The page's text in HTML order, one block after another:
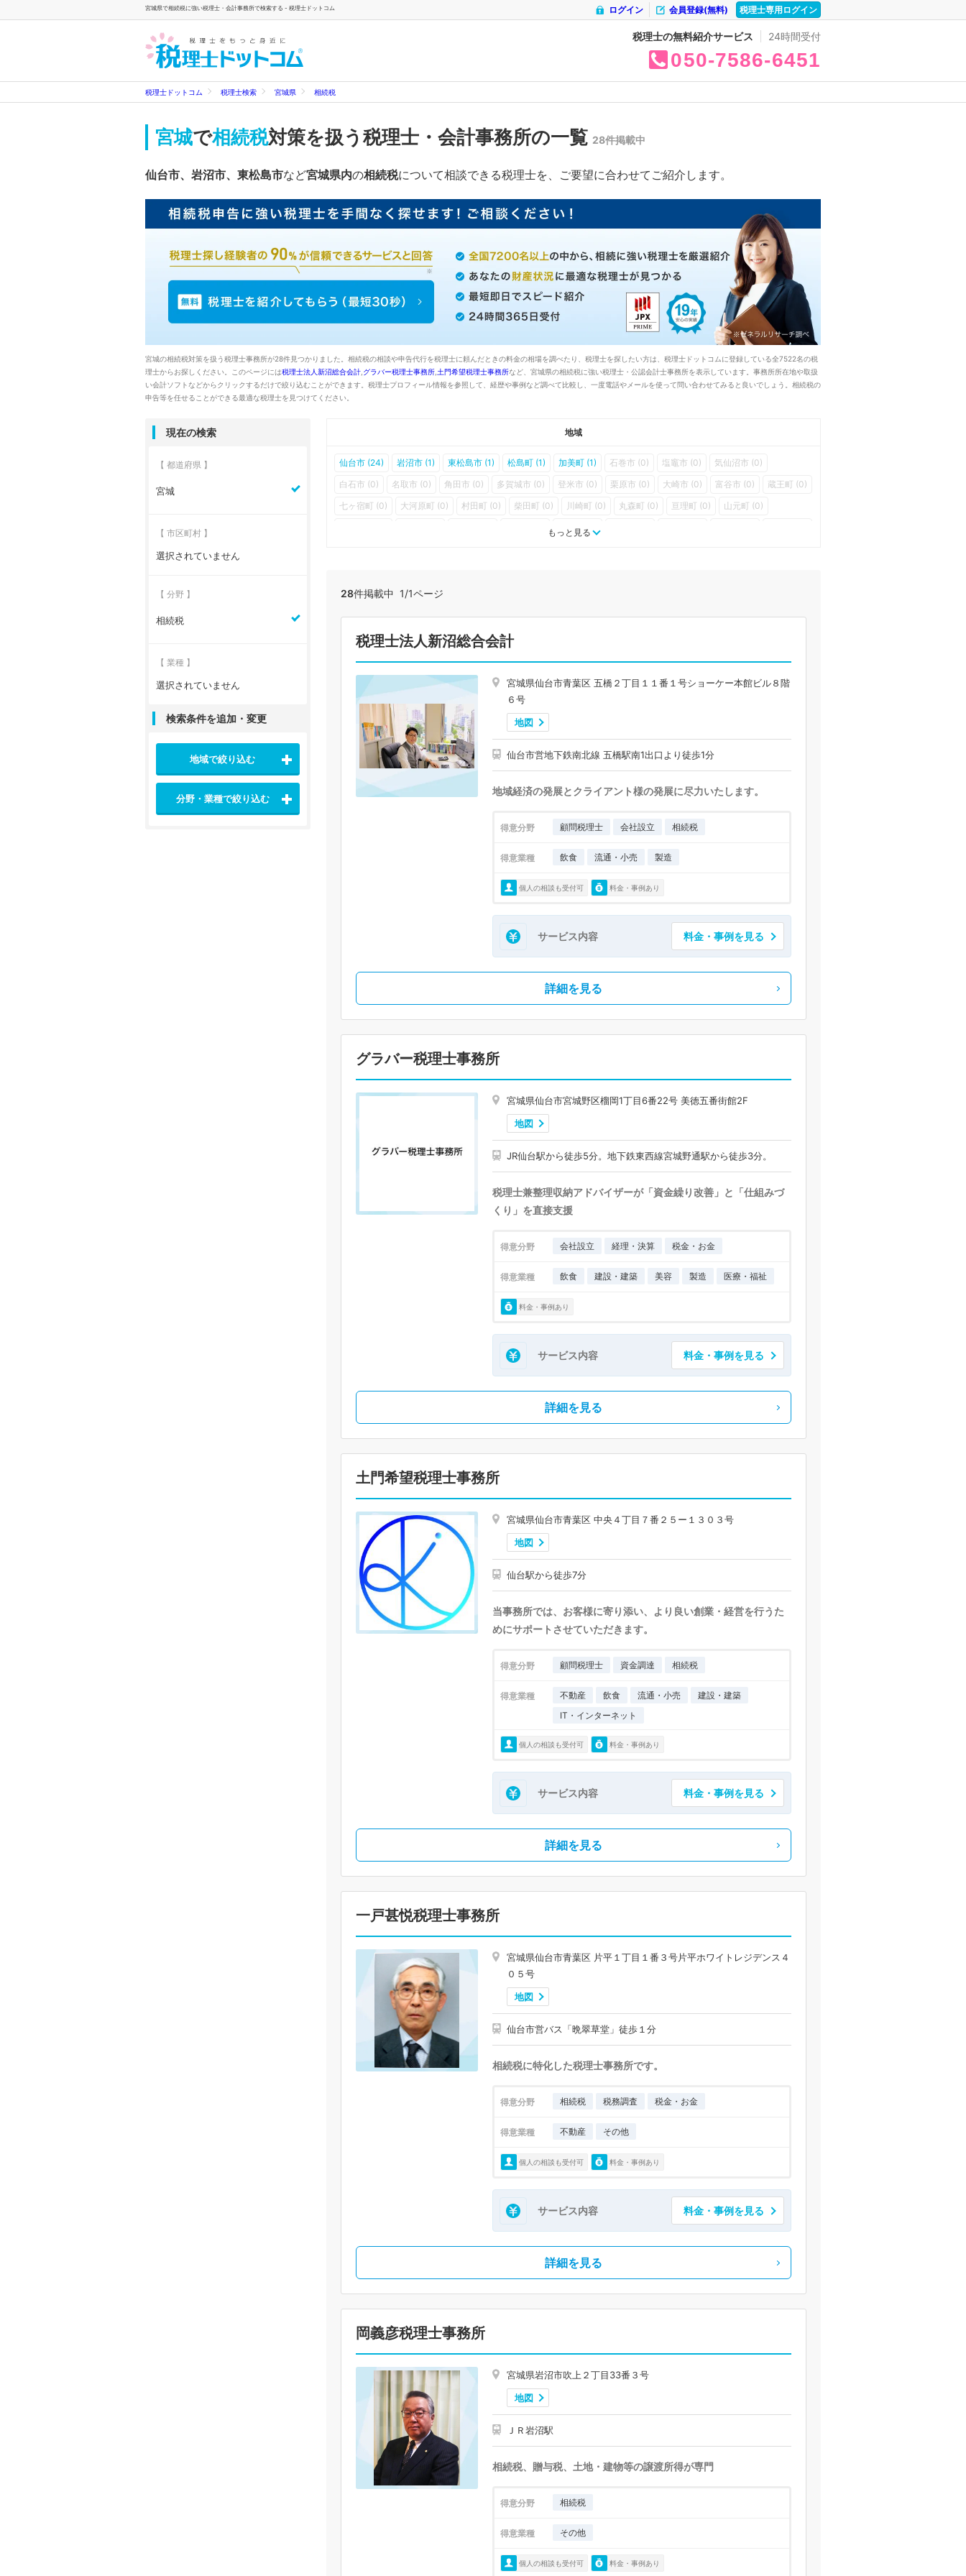
宮城県で相続税に強い税理士・会計事務所で検索する - 税理士ドットコム 税理士専用ログイン
会員登録(無料)
ログイン
税理士の無料紹介サービス 24時間受付
050 7586 6451
税理士ドットコム 税理士検索 宮城県 相続税
宮城で相続税対策を扱う税理士・会計事務所の一覧 28件掲載中
仙台市、岩沼市、東松島市など宮城県内の相続税について相談できる税理士を、ご要望に合わせてご紹介します。
宮城の相続税対策を扱う税理士事務所が28件見つかりました。相続税の相談や申告代行を税理士に頼んだときの料金の相場を調べたり、税理士を探したい方は、税理士ドットコムに登録している全7522名の税
理士からお探しください。このページには税理士法人新沼総合会計 グラバー税理士事務所 土門希望税理士事務所など、宮城県の相続税に強い税理士・公認会計士事務所を表示しています。事務所所在地や取扱
い会計ソフトなどからクリックするだけで絞り込むことができます。税理士プロフィール情報を参照して、経歴や事例など調べて比較し、一度電話やメールを使って問い合わせてみると良いでしょう。相続税の
申告等を任せることができる最適な税理士を見つけてください。
地域
仙台市 (24) 岩沼市 (1) 東松島市 (1) 松島町 (1) 加美町 (1) 石巻市 (0) 塩竈市 (0)
気仙沼市 (0)
白石市 (0)
名取市 (0) 角田市 (0) 多賀城市 (0) 登米市 (0) 栗原市 (0) 大崎市 (0) 富谷市 (0)
蔵王町 (0)
七ヶ宿町 (0)
大河原町 (0) 村田町 (0) 柴田町 (0) 川崎町 (0) 丸森町 (0) 亘理町 (0)
山元町 (0)
富谷町 (0)
もっと見る
28件掲載中 1/1ページ
税理士法人新沼総合会計
宮城県仙台市青葉区 五橋２丁目１１番１号ショーケー本館ビル８階
６号
地図
仙台市営地下鉄南北線 五橋駅南1出口より徒歩1分
地域経済の発展とクライアント様の発展に尽力いたします。
得意分野 顧問税理士 会社設立 相続税
得意業種 飲食 流通・小売 製造
個人の相談も受付可 料金・事例あり
サービス内容 料金・事例を見る
詳細を見る
グラバー税理士事務所
宮城県仙台市宮城野区榴岡1丁目6番22号 美徳五番街館2F
地図
JR仙台駅から徒歩5分。地下鉄東西線宮城野通駅から徒歩3分。
税理士兼整理収納アドバイザーが「資金繰り改善」と「仕組みづ
くり」を直接支援
得意分野 会社設立 経理・決算 税金・お金
得意業種 飲食 建設・建築 美容 製造 医療・福祉
料金・事例あり
サービス内容 料金・事例を見る
詳細を見る
土門希望税理士事務所
宮城県仙台市青葉区 中央４丁目７番２５ー１３０３号
地図
仙台駅から徒歩7分
当事務所では、お客様に寄り添い、より良い創業・経営を行うた
めにサポートさせていただきます。
得意分野 顧問税理士 資金調達 相続税
得意業種 不動産 飲食 流通・小売
建設・建築
IT・インターネット
個人の相談も受付可 料金・事例あり
サービス内容 料金・事例を見る
詳細を見る
一戸甚悦税理士事務所
宮城県仙台市青葉区 片平１丁目１番３号片平ホワイトレジデンス４
０５号
地図
仙台市営バス「晩翠草堂」徒歩１分
相続税に特化した税理士事務所です。
得意分野 相続税 税務調査 税金・お金
得意業種 不動産 その他
個人の相談も受付可 料金・事例あり
サービス内容 料金・事例を見る
詳細を見る
岡義彦税理士事務所
宮城県岩沼市吹上２丁目33番３号
地図
ＪＲ岩沼駅
相続税、贈与税、土地・建物等の譲渡所得が専門
得意分野 相続税
得意業種 その他
個人の相談も受付可 料金・事例あり
現在の検索
【 都道府県 】
宮城
【 市区町村 】
選択されていません
【 分野 】
相続税
【 業種 】
選択されていません
検索条件を追加・変更
地域で絞り込む
分野・業種で絞り込む